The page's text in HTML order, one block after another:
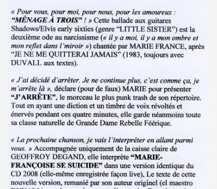
(concert "A plein cœur") jouent JOHNNY
dans "TRIBU MOVE" numero 275 (novembre 2023).
le 26 aout 2023 a Luzarches (95) et le 16
2023 par la troupe SAYNETE ET SANS BAVURE au
BELLE" (2023) de MARIE FRANCE (realise et compose
12 octobre 2023 a Paris pour la promotion de l album
2022, film de GERARD KRAWCZYK, avec PAULINE
le 10 mars 2022 aux Disquaires, les 23 et 30 avril 2023